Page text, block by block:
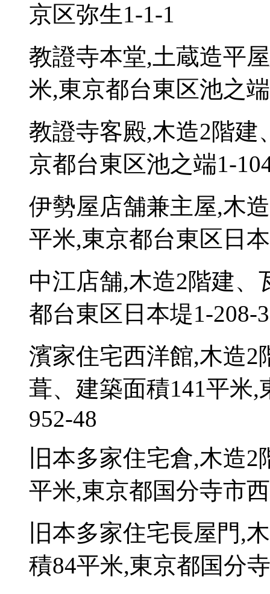
京区弥生1-1-1
教證寺本堂,土蔵造平
米,東京都台東区池之
教證寺客殿,木造2階建
京都台東区池之端1-
伊勢屋店舗兼主屋,木
平米,東京都台東区日
中江店舗,木造2階建、
都台東区日本堤1-208-3
濱家住宅西洋館,木造
葺、建築面積141平米
952-48
旧本多家住宅倉,木造
平米,東京都国分寺市
旧本多家住宅長屋門,
積84平米,東京都国分